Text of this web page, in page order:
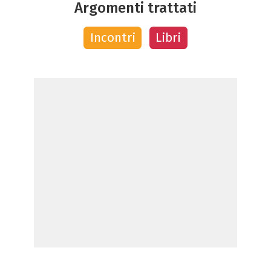
Argomenti trattati
Incontri Libri